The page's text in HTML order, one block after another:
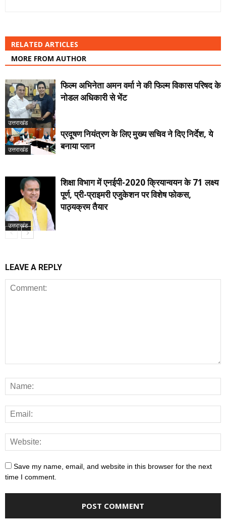
RELATED ARTICLES
MORE FROM AUTHOR
उत्तराखंड
फिल्म अभिनेता अमन वर्मा ने की फिल्म विकास परिषद के
नोडल अधिकारी से भेंट
उत्तराखंड
प्रदूषण नियंत्रण के लिए मुख्य सचिव ने दिए निर्देश, ये
बनाया प्लान
उत्तराखंड
शिक्षा विभाग में एनईपी-2020 क्रियान्वयन के 71 लक्ष्य
पूर्ण, प्री-प्राइमरी एजुकेशन पर विशेष फोकस,
पाठ्यक्रम तैयार
LEAVE A REPLY
Save my name, email, and website in this browser for the next
time I comment.